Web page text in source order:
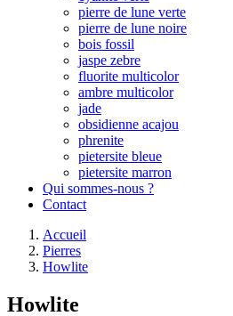
pierre de lune verte
pierre de lune noire
bois fossil
jaspe zebre
fluorite multicolor
ambre multicolor
jade
obsidienne acajou
phrenite
pietersite bleue
pietersite marron
Qui sommes-nous ?
Contact
Accueil
Pierres
Howlite
Howlite